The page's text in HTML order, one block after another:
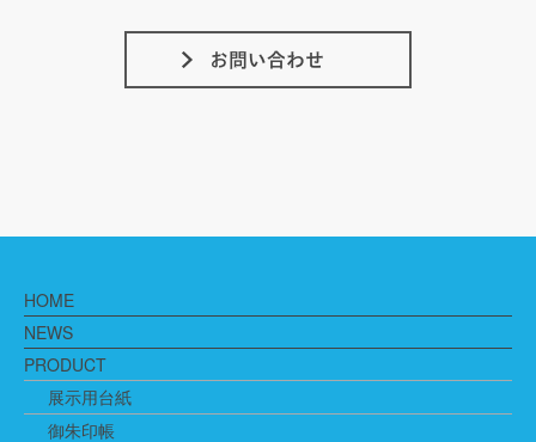
HOME
NEWS
PRODUCT
展示用台紙
御朱印帳